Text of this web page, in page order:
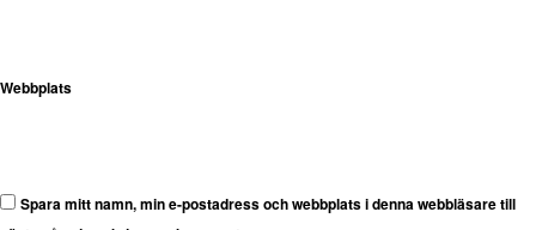
Webbplats
Spara mitt namn, min e-postadress och webbplats i denna webbläsare till